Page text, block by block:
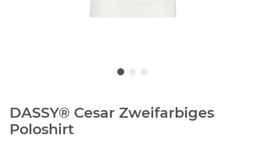
DASSY® Cesar Zweifarbiges
Poloshirt